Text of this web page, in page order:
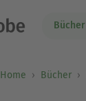
Bücher
Home Bücher